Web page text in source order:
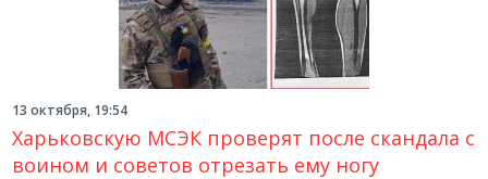
13 октября, 19:54
Харьковскую МСЭК проверят после скандала с
воином и советов отрезать ему ногу